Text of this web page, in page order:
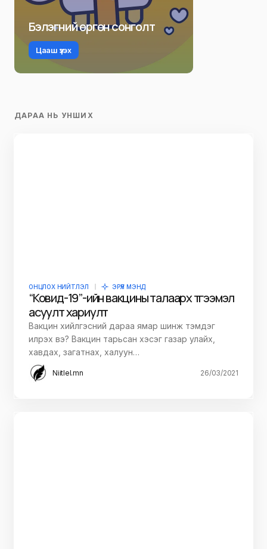
Бэлэгний өргөн сонголт
Цааш үзэх
ДАРАА НЬ УНШИХ
ОНЦЛОХ НИЙТЛЭЛ ЭРҮҮЛ МЭНД
“Ковид-19”-ийн вакцины талаарх түгээмэл
асуулт хариулт
Вакцин хийлгэсний дараа ямар шинж тэмдэг
илрэх вэ? Вакцин тарьсан хэсэг газар улайх,
хавдах, загатнах, халуун…
Niitlel.mn 26/03/2021